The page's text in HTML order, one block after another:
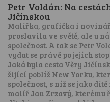
Petr Voldán: Na
Jičínskou
Malířka, grafička i
proslavila ve světě, ale u
společnost. A tak se Petr
vydat se právě po jejích
Jaká byla cesta Věry
žijící poblíž New Yorku,
společnost, s níž se jako
malíř Jan Zrzavý,